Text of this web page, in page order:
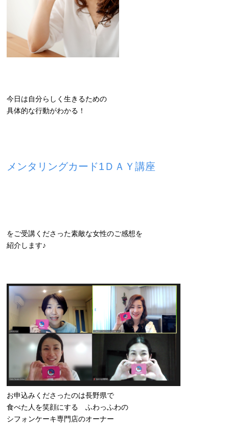
今日は自分らしく生きるための
具体的な行動がわかる！
メンタリングカード1ＤＡＹ講座
をご受講くださった素敵な女性のご感想を
紹介します♪
お申込みくださったのは長野県で
食べた人を笑顔にする ふわっふわの
シフォンケーキ専門店のオーナー